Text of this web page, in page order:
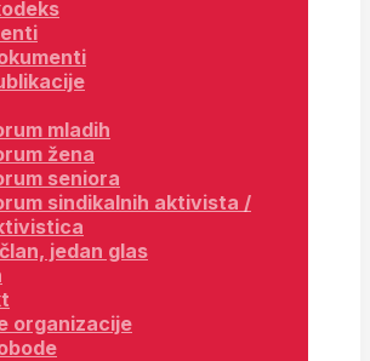
mladih
žena
seniora
sindikalnih aktivista /
jedan glas
organizacije